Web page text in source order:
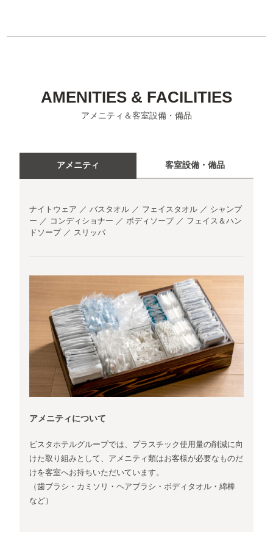
AMENITIES & FACILITIES
アメニティ＆客室設備・備品
アメニティ 客室設備・備品
ナイトウェア ／ バスタオル ／ フェイスタオル ／ シャンプ
ー ／ コンディショナー ／ ボディソープ ／ フェイス＆ハン
ドソープ ／ スリッパ
アメニティについて
ビスタホテルグループでは、プラスチック使用量の削減に向
けた取り組みとして、アメニティ類はお客様が必要なものだ
けを客室へお持ちいただいています。
（歯ブラシ・カミソリ・ヘアブラシ・ボディタオル・綿棒
など）